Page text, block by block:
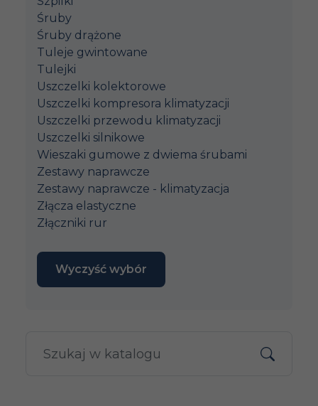
Śruby
Śruby drążone
Tuleje gwintowane
Tulejki
Uszczelki kolektorowe
Uszczelki kompresora klimatyzacji
Uszczelki przewodu klimatyzacji
Uszczelki silnikowe
Wieszaki gumowe z dwiema śrubami
Zestawy naprawcze
Zestawy naprawcze - klimatyzacja
Złącza elastyczne
Złączniki rur
Wyczyść wybór